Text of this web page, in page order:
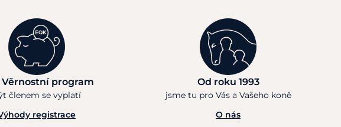
Věrnostní program
členem se vyplatí
registrace
Od roku 1993
jsme tu pro Vás a Vašeho koně
O nás